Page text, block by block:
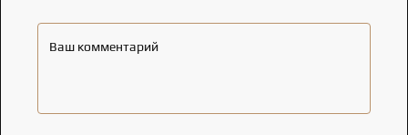
Ваш комментарий